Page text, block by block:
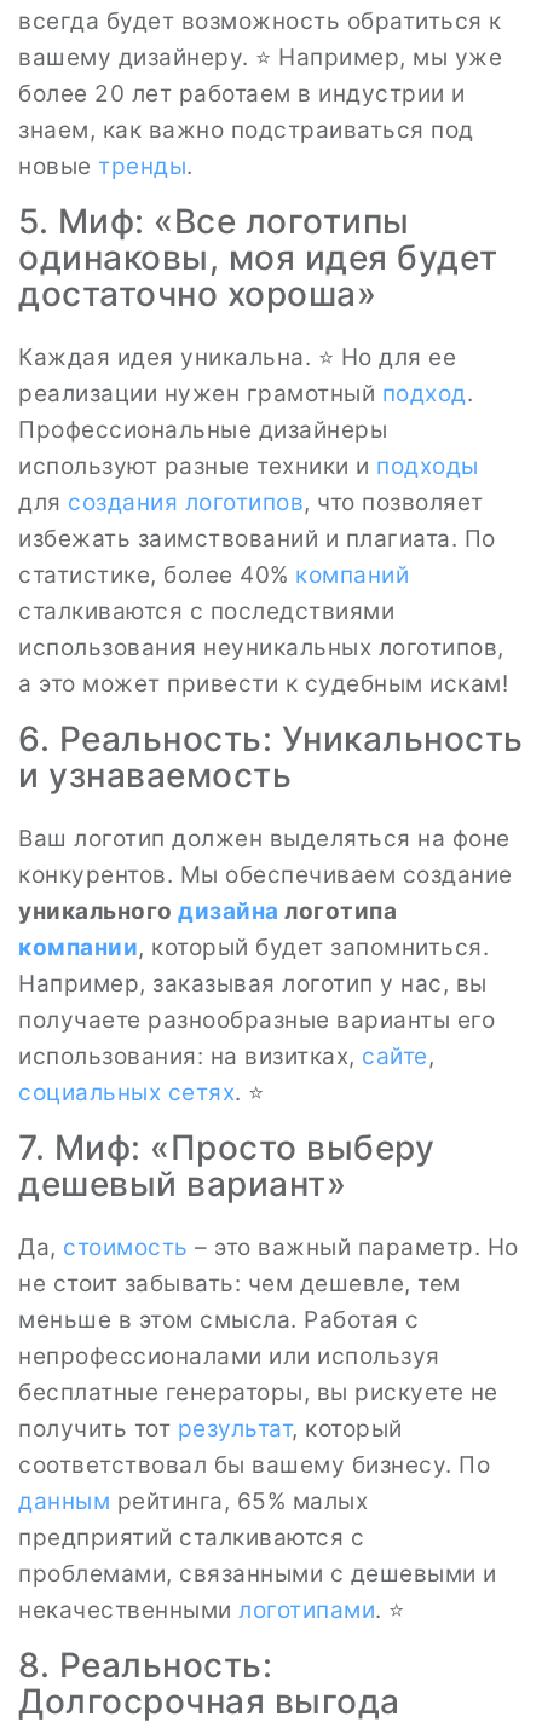
всегда будет возможность обратиться к
вашему дизайнеру. ⭐ Например, мы уже
более 20 лет работаем в индустрии и
знаем, как важно подстраиваться под
новые тренды.
5. Миф: «Все логотипы
одинаковы, моя идея будет
достаточно хороша»
Каждая идея уникальна. ⭐ Но для ее
реализации нужен грамотный подход.
Профессиональные дизайнеры
используют разные техники и подходы
для создания логотипов, что позволяет
избежать заимствований и плагиата. По
статистике, более 40% компаний
сталкиваются с последствиями
использования неуникальных логотипов,
а это может привести к судебным искам!
6. Реальность: Уникальность
и узнаваемость
Ваш логотип должен выделяться на фоне
конкурентов. Мы обеспечиваем создание
уникального дизайна логотипа
компании, который будет запомниться.
Например, заказывая логотип у нас, вы
получаете разнообразные варианты его
использования: на визитках, сайте,
социальных сетях. ⭐
7. Миф: «Просто выберу
дешевый вариант»
Да, стоимость – это важный параметр. Но
не стоит забывать: чем дешевле, тем
меньше в этом смысла. Работая с
непрофессионалами или используя
бесплатные генераторы, вы рискуете не
получить тот результат, который
соответствовал бы вашему бизнесу. По
данным рейтинга, 65% малых
предприятий сталкиваются с
проблемами, связанными с дешевыми и
некачественными логотипами. ⭐
8. Реальность:
Долгосрочная выгода